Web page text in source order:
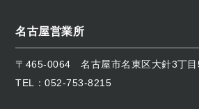
名古屋営業所
〒465-0064
名古屋市名東区大針3丁
TEL：052-753-8215